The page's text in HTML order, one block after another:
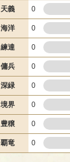
天義 0
海洋 0
練達 0
傭兵 0
深緑 0
境界 0
豊穣 0
覇竜 0